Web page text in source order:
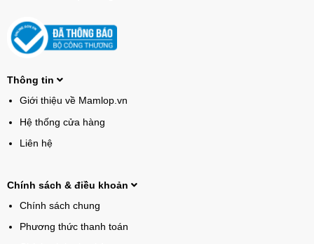
Thông tin
Giới thiệu về Mamlop.vn
Hệ thống cửa hàng
Liên hệ
Chính sách & điều khoản
Chính sách chung
Phương thức thanh toán